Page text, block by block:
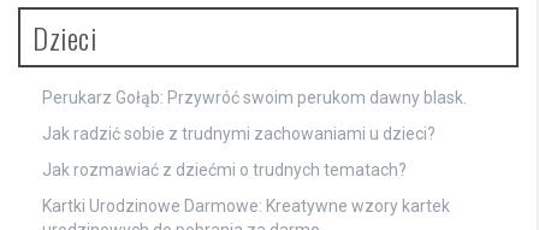
Dzieci
Perukarz Gołąb: Przywróć swoim perukom dawny blask.
Jak radzić sobie z trudnymi zachowaniami u dzieci?
Jak rozmawiać z dziećmi o trudnych tematach?
Kartki Urodzinowe Darmowe: Kreatywne wzory kartek